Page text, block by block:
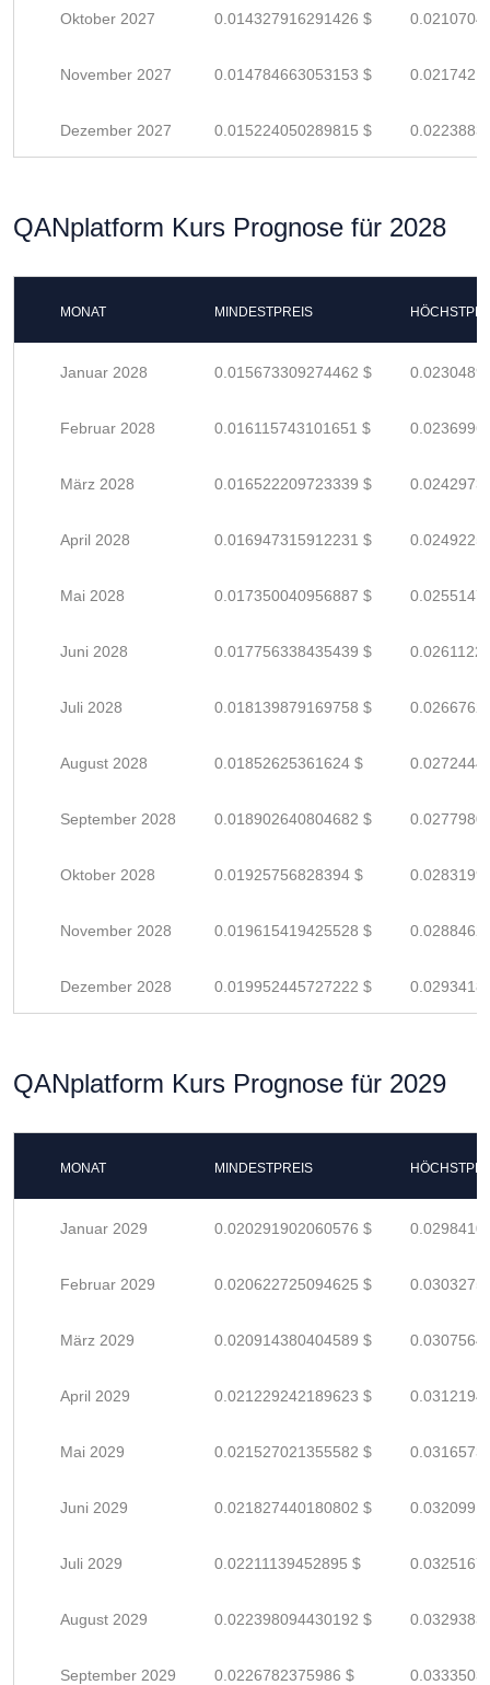
Oktober 2027 0.014327916291426 $
November 2027 0.014784663053153 $
Dezember 2027 0.015224050289815 $
QANplatform Kurs Prognose für 2028
MONAT MINDESTPREIS
Januar 2028 0.015673309274462 $
Februar 2028 0.016115743101651 $
März 2028 0.016522209723339 $
April 2028 0.016947315912231 $
Mai 2028 0.017350040956887 $
Juni 2028 0.017756338435439 $
Juli 2028 0.018139879169758 $
August 2028 0.01852625361624 $
September 2028 0.018902640804682 $
Oktober 2028 0.01925756828394 $
November 2028 0.019615419425528 $
Dezember 2028 0.019952445727222 $
QANplatform Kurs Prognose für 2029
MONAT MINDESTPREIS
Januar 2029 0.020291902060576 $
Februar 2029 0.020622725094625 $
März 2029 0.020914380404589 $
April 2029 0.021229242189623 $
Mai 2029 0.021527021355582 $
Juni 2029 0.021827440180802 $
Juli 2029 0.02211139452895 $
August 2029 0.022398094430192 $
September 2029 0.0226782375986 $